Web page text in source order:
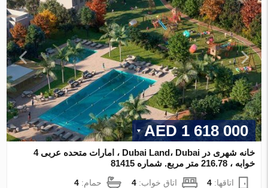
1 618 000 AED
خانه شهری در Dubai Land، Dubai ، امارات متحده عربی 4
خوابه ، 216.78 متر مربع. شماره 81415
اتاقها:4 اتاق خواب:4 حمام:4